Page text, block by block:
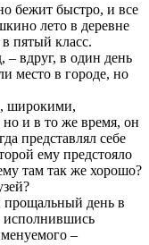
бежит быстро, и все
лето в деревне
пятый класс.
– вдруг, в один день
место в городе, но
широкими,
и в то же время, он
представлял себе
ему предстояло
там так же хорошо?
прощальный день в
исполнившись
–